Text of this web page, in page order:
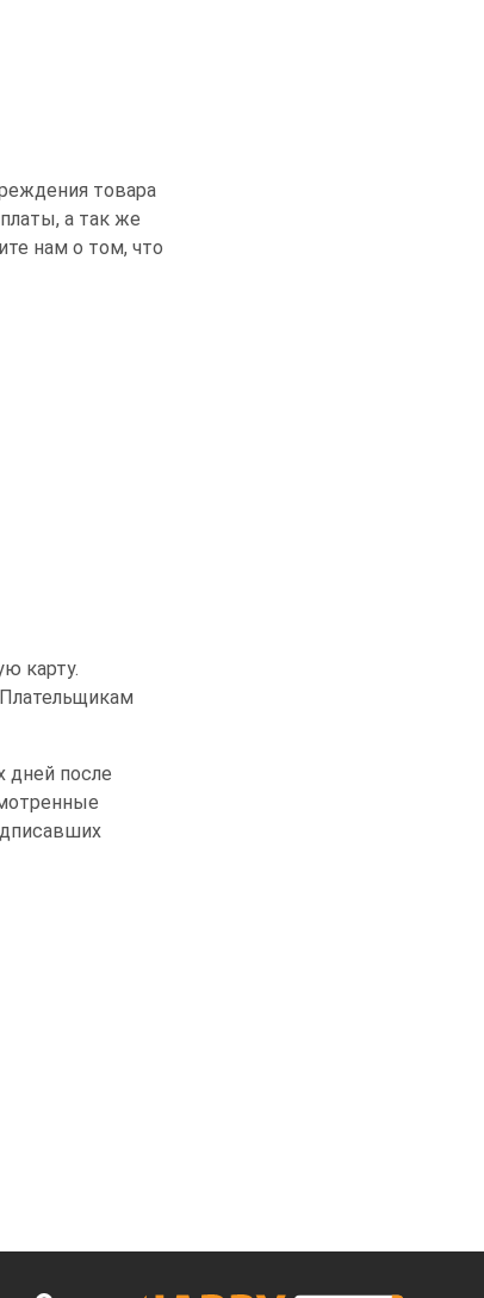
товара
а так же
нам о том, что
карту.
дней после